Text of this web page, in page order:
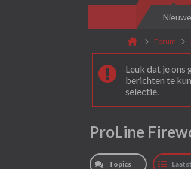
Forum
Leuk dat je ons
berichten te
selectie.
ProLine
Topics